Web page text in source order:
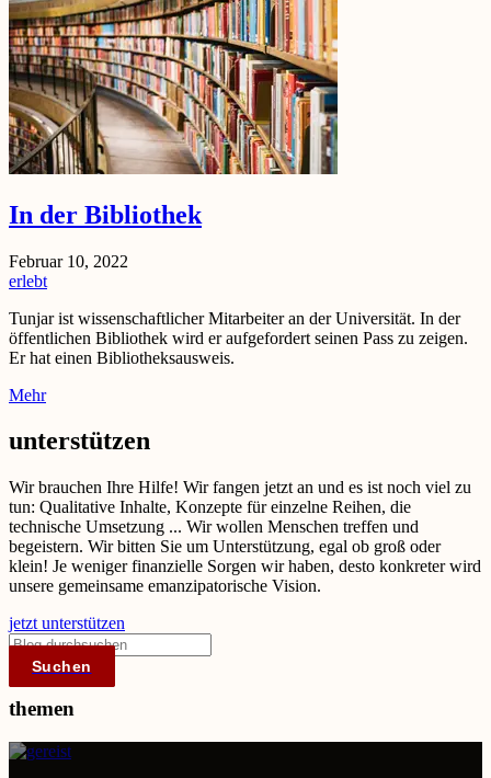
In der Bibliothek
Februar 10, 2022
erlebt
Tunjar ist wissenschaftlicher Mitarbeiter an der Universität. In der
öffentlichen Bibliothek wird er aufgefordert seinen Pass zu zeigen.
Er hat einen Bibliotheksausweis.
Mehr
unterstützen
Wir brauchen Ihre Hilfe! Wir fangen jetzt an und es ist noch viel zu
tun: Qualitative Inhalte, Konzepte für einzelne Reihen, die
technische Umsetzung ... Wir wollen Menschen treffen und
begeistern. Wir bitten Sie um Unterstützung, egal ob groß oder
klein! Je weniger finanzielle Sorgen wir haben, desto konkreter wird
unsere gemeinsame emanzipatorische Vision.
jetzt unterstützen
Suchen
themen